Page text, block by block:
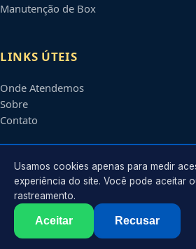
Manutenção de Box
LINKS ÚTEIS
Onde Atendemos
Sobre
Contato
CONTATO
Atendimento em
contato@encanadoremjoinville.com.br
2026 Encanador emJoinville
. Todos os
Usamos cookies apenas para medir
experiência do site. Você pode aceitar
rastreamento.
Aceitar Recusar